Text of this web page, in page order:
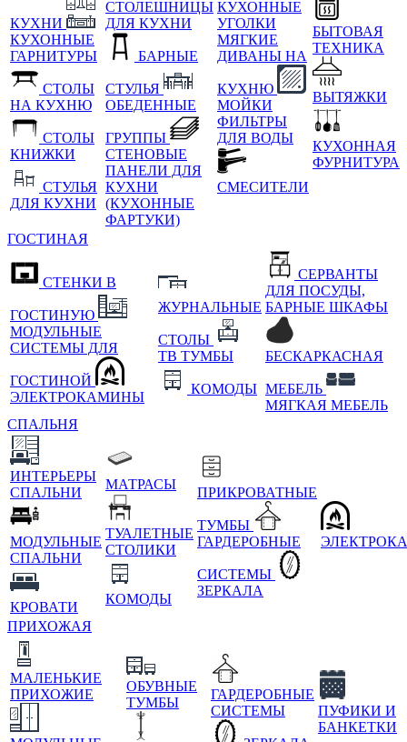
КУХНИ
КУХОННЫЕ
ГАРНИТУРЫ
СТОЛЫ
НА КУХНЮ
СТОЛЫ
КНИЖКИ
СТУЛЬЯ
ДЛЯ КУХНИ
СТОЛЕШНИЦЫ
ДЛЯ КУХНИ
БАРНЫЕ
СТУЛЬЯ
ОБЕДЕННЫЕ
ГРУППЫ
СТЕНОВЫЕ
ПАНЕЛИ ДЛЯ
КУХНИ
(КУХОННЫЕ
ФАРТУКИ)
КУХОННЫЕ
УГОЛКИ
МЯГКИЕ
ДИВАНЫ НА
КУХНЮ
МОЙКИ
ФИЛЬТРЫ
ДЛЯ ВОДЫ
СМЕСИТЕЛИ
БЫТОВАЯ
ТЕХНИКА
ВЫТЯЖКИ
КУХОННАЯ
ФУРНИТУРА
ГОСТИНАЯ
СТЕНКИ В
ГОСТИНУЮ
МОДУЛЬНЫЕ
СИСТЕМЫ ДЛЯ
ГОСТИНОЙ
ЭЛЕКТРОКАМИНЫ
ЖУРНАЛЬНЫЕ
СТОЛЫ
ТВ ТУМБЫ
КОМОДЫ
СЕРВАНТЫ
ДЛЯ ПОСУДЫ,
БАРНЫЕ ШКАФЫ
БЕСКАРКАСНАЯ
МЕБЕЛЬ
МЯГКАЯ МЕБЕЛЬ
СПАЛЬНЯ
ИНТЕРЬЕРЫ
СПАЛЬНИ
МОДУЛЬНЫЕ
СПАЛЬНИ
КРОВАТИ
МАТРАСЫ
ТУАЛЕТНЫЕ
СТОЛИКИ
КОМОДЫ
ПРИКРОВАТНЫЕ
ТУМБЫ
ГАРДЕРОБНЫЕ
СИСТЕМЫ
ЗЕРКАЛА
ПРИХОЖАЯ
МАЛЕНЬКИЕ
ПРИХОЖИЕ
ОБУВНЫЕ
ТУМБЫ
ГАРДЕРОБНЫЕ
СИСТЕМЫ
ПУФИКИ И
БАНКЕТКИ